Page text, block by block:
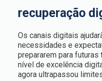
recuperação
Os canais digitais
necessidades e
prepararem para
nível de excelência
agora ultrapassou